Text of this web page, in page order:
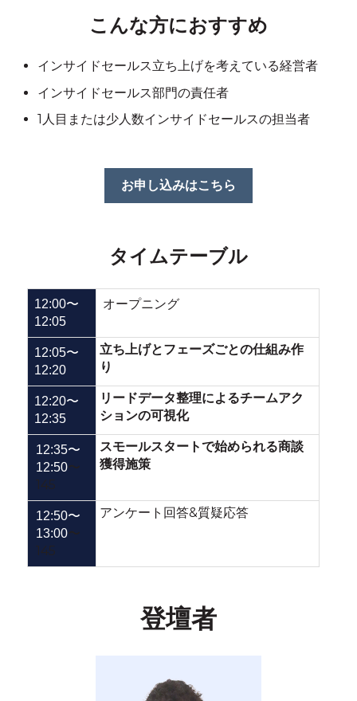
こんな方におすすめ
インサイドセールス立ち上げを考えている経営者
インサイドセールス部門の責任者
1人目または少人数インサイドセールスの担当者
お申し込みはこちら
タイムテーブル
12:00〜
12:05
オープニング
12:05〜
12:20
立ち上げとフェーズごとの仕組み作
り
12:20〜
12:35
リードデータ整理によるチームアク
ションの可視化
12:35〜
12:50〜
145
スモールスタートで始められる商談
獲得施策
12:50〜
13:00〜
145
アンケート回答&質疑応答
登壇者